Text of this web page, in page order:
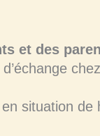
et des
chez
situation de